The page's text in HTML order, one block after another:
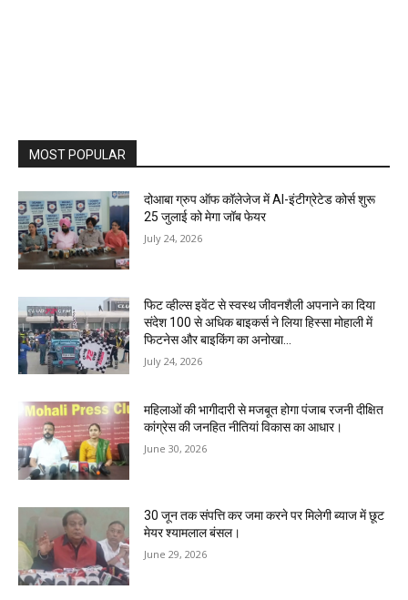
MOST POPULAR
दोआबा ग्रुप ऑफ कॉलेजेज में AI-इंटीग्रेटेड कोर्स शुरू
25 जुलाई को मेगा जॉब फेयर
July 24, 2026
फिट व्हील्स इवेंट से स्वस्थ जीवनशैली अपनाने का दिया
संदेश 100 से अधिक बाइकर्स ने लिया हिस्सा मोहाली में
फिटनेस और बाइकिंग का अनोखा...
July 24, 2026
महिलाओं की भागीदारी से मजबूत होगा पंजाब रजनी दीक्षित
कांग्रेस की जनहित नीतियां विकास का आधार।
June 30, 2026
30 जून तक संपत्ति कर जमा करने पर मिलेगी ब्याज में छूट
मेयर श्यामलाल बंसल।
June 29, 2026